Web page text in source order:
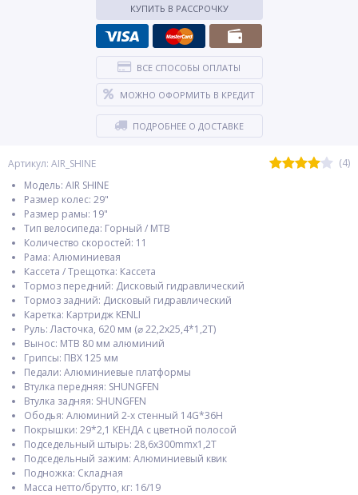
Артикул: AIR_SHINE
(4)
Модель: AIR SHINE
Размер колес: 29"
Размер рамы: 19"
Тип велосипеда: Горный / MTB
Количество скоростей: 11
Рама: Алюминиевая
Кассета / Трещотка: Кассета
Тормоз передний: Дисковый гидравлический
Тормоз задний: Дисковый гидравлический
Каретка: Картридж KENLI
Руль: Ласточка, 620 мм (⌀ 22,2х25,4*1,2Т)
Вынос: МТВ 80 мм алюминий
Грипсы: ПВХ 125 мм
Педали: Алюминиевые платформы
Втулка передняя: SHUNGFEN
Втулка задняя: SHUNGFEN
Ободья: Алюминий 2-х стенный 14G*36H
Покрышки: 29*2,1 КЕНДА с цветной полосой
Подседельный штырь: 28,6х300mmх1,2T
Подседельный зажим: Алюминиевый квик
Подножка: Складная
Масcа нетто/брутто, кг: 16/19
КУПИТЬ В РАССРОЧКУ
ВСЕ СПОСОБЫ ОПЛАТЫ
МОЖНО ОФОРМИТЬ В КРЕДИТ
ПОДРОБНЕЕ О ДОСТАВКЕ